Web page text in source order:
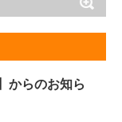
からのお知ら